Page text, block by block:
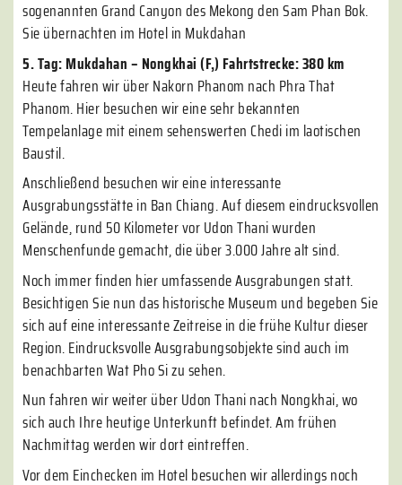
sogenannten Grand Canyon des Mekong den Sam Phan Bok.
Sie übernachten im Hotel in Mukdahan
5. Tag: Mukdahan – Nongkhai (F,) Fahrtstrecke: 380 km
Heute fahren wir über Nakorn Phanom nach Phra That
Phanom. Hier besuchen wir eine sehr bekannten
Tempelanlage mit einem sehenswerten Chedi im laotischen
Baustil.
Anschließend besuchen wir eine interessante
Ausgrabungsstätte in Ban Chiang. Auf diesem eindrucksvollen
Gelände, rund 50 Kilometer vor Udon Thani wurden
Menschenfunde gemacht, die über 3.000 Jahre alt sind.
Noch immer finden hier umfassende Ausgrabungen statt.
Besichtigen Sie nun das historische Museum und begeben Sie
sich auf eine interessante Zeitreise in die frühe Kultur dieser
Region. Eindrucksvolle Ausgrabungsobjekte sind auch im
benachbarten Wat Pho Si zu sehen.
Nun fahren wir weiter über Udon Thani nach Nongkhai, wo
sich auch Ihre heutige Unterkunft befindet. Am frühen
Nachmittag werden wir dort eintreffen.
Vor dem Einchecken im Hotel besuchen wir allerdings noch